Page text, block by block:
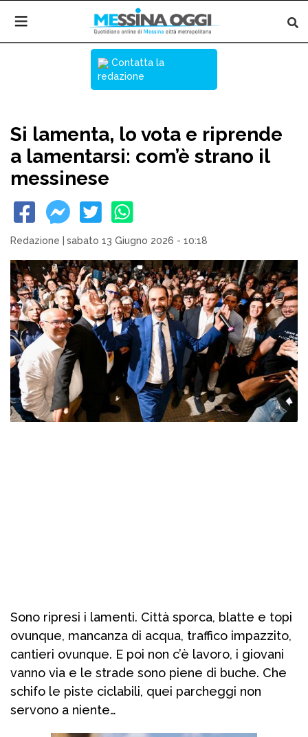
Contatta la
redazione
Si lamenta, lo vota e riprende
a lamentarsi: com’è strano il
messinese
Redazione sabato 13 Giugno 2026 - 10:18
Sono ripresi i lamenti. Città sporca, blatte e topi
ovunque, mancanza di acqua, traffico impazzito,
cantieri ovunque. E poi non c’è lavoro, i giovani
vanno via e le strade sono piene di buche. Che
schifo le piste ciclabili, quei parcheggi non
servono a niente…